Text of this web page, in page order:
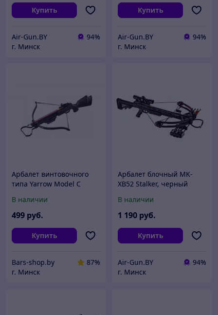
Купить
Air-Gun.BY
94%
г. Минск
Купить
Air-Gun.BY
94%
г. Минск
Арбалет винтовочного
типа Yarrow Model C
В наличии
499 руб.
Купить
Bars-shop.by
87%
г. Минск
Арбалет блочный MK-
XB52 Stalker, черный
В наличии
1 190 руб.
Купить
Air-Gun.BY
94%
г. Минск